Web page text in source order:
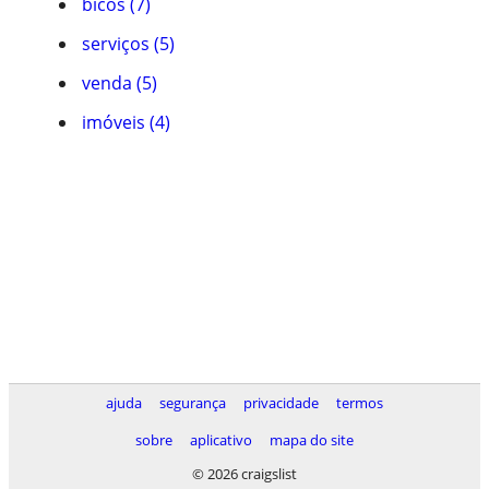
serviços (5)
venda (5)
imóveis (4)
ajuda segurança privacidade
termos
sobre
aplicativo
mapa do site
© 2026 craigslist